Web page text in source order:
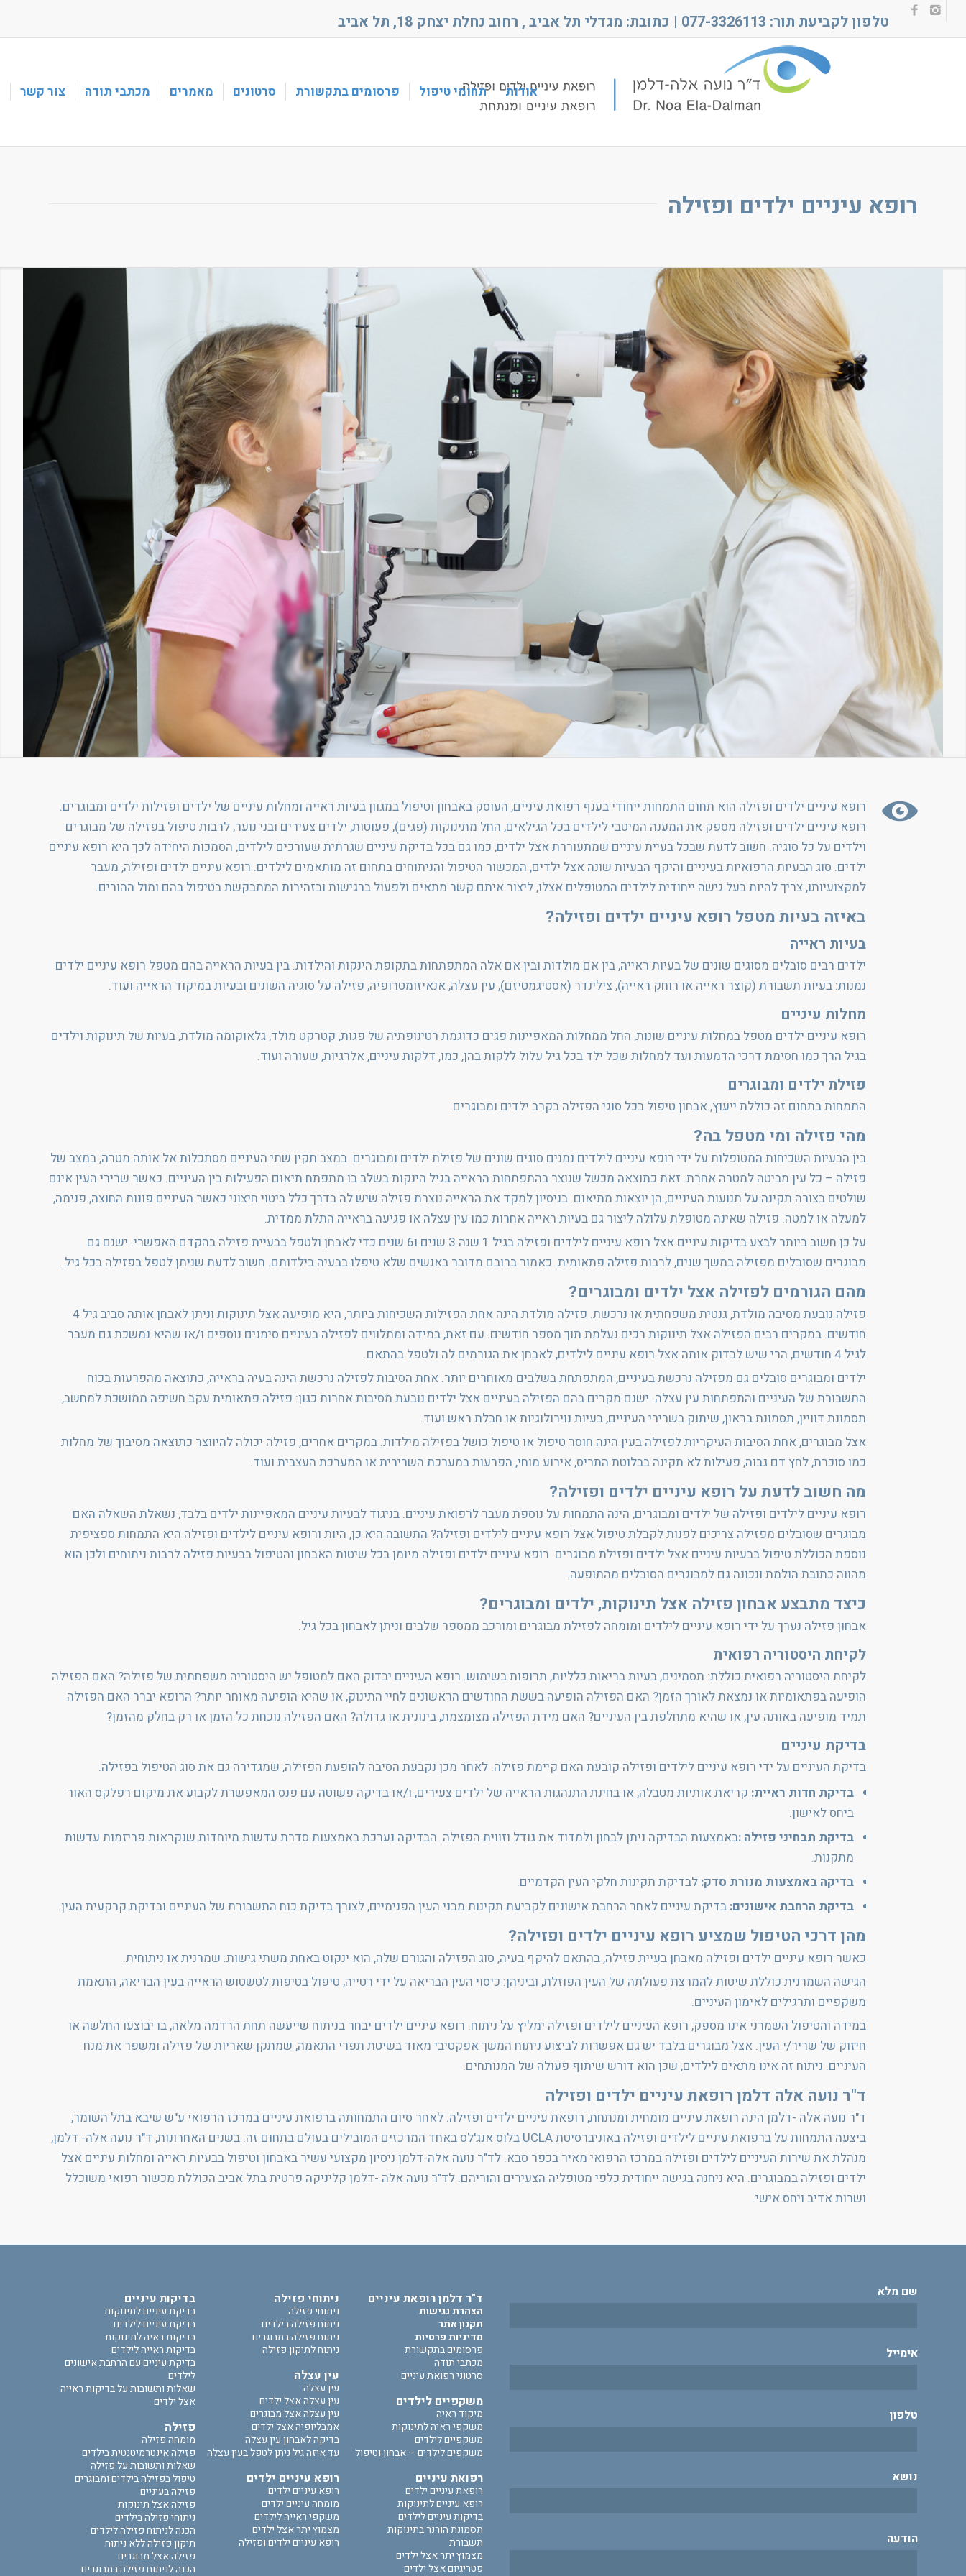
טלפון לקביעת תור: 077-3326113 | כתובת: מגדלי תל אביב , רחוב נחלת יצחק 18, תל אביב
אודות תחומי טיפול פרסומים בתקשורת סרטונים מאמרים מכתבי תודה צור קשר
רופא עיניים ילדים ופזילה
רופא עיניים ילדים ופזילה הוא תחום התמחות ייחודי בענף רפואת עיניים, העוסק באבחון וטיפול במגוון בעיות ראייה ומחלות עיניים של ילדים ופזילות ילדים ומבוגרים.
רופא עיניים ילדים ופזילה מספק את המענה המיטבי לילדים בכל הגילאים, החל מתינוקות (פגים), פעוטות, ילדים צעירים ובני נוער, לרבות טיפול בפזילה של מבוגרים
וילדים על כל סוגיה. חשוב לדעת שבכל בעיית עיניים שמתעוררת אצל ילדים, כמו גם בכל בדיקת עיניים שגרתית שעורכים לילדים, הסמכות היחידה לכך היא רופא עיניים
ילדים. סוג הבעיות הרפואיות בעיניים והיקף הבעיות שונה אצל ילדים, המכשור הטיפול והניתוחים בתחום זה מותאמים לילדים. רופא עיניים ילדים ופזילה, מעבר
למקצועיותו, צריך להיות בעל גישה ייחודית לילדים המטופלים אצלו, ליצור איתם קשר מתאים ולפעול ברגישות ובזהירות המתבקשת בטיפול בהם ומול ההורים.
באיזה בעיות מטפל רופא עיניים ילדים ופזילה?
בעיות ראייה
ילדים רבים סובלים מסוגים שונים של בעיות ראייה, בין אם מולדות ובין אם אלה המתפתחות בתקופת הינקות והילדות. בין בעיות הראייה בהם מטפל רופא עיניים ילדים
נמנות: בעיות תשבורת (קוצר ראייה או רוחק ראייה), צילינדר (אסטיגמטיזם), עין עצלה, אנאיזומטרופיה, פזילה על סוגיה השונים ובעיות במיקוד הראייה ועוד.
מחלות עיניים
רופא עיניים ילדים מטפל במחלות עיניים שונות, החל ממחלות המאפיינות פגים כדוגמת רטינופתיה של פגות, קטרקט מולד, גלאוקומה מולדת, בעיות של תינוקות וילדים
בגיל הרך כמו חסימת דרכי הדמעות ועד למחלות שכל ילד בכל גיל עלול ללקות בהן, כמו, דלקות עיניים, אלרגיות, שעורה ועוד.
פזילת ילדים ומבוגרים
התמחות בתחום זה כוללת ייעוץ, אבחון טיפול בכל סוגי הפזילה בקרב ילדים ומבוגרים.
מהי פזילה ומי מטפל בה?
בין הבעיות השכיחות המטופלות על ידי רופא עיניים לילדים נמנים סוגים שונים של פזילת ילדים ומבוגרים. במצב תקין שתי העיניים מסתכלות אל אותה מטרה, במצב של
פזילה – כל עין מביטה למטרה אחרת. זאת כתוצאה מכשל שנוצר בהתפתחות הראייה בגיל הינקות בשלב בו מתפתח תיאום הפעילות בין העיניים. כאשר שרירי העין אינם
שולטים בצורה תקינה על תנועות העיניים, הן יוצאות מתיאום. בניסיון למקד את הראייה נוצרת פזילה שיש לה בדרך כלל ביטוי חיצוני כאשר העיניים פונות החוצה, פנימה,
למעלה או למטה. פזילה שאינה מטופלת עלולה ליצור גם בעיות ראייה אחרות כמו עין עצלה או פגיעה בראייה התלת ממדית.
על כן חשוב ביותר לבצע בדיקות עיניים אצל רופא עיניים לילדים ופזילה בגיל 1 שנה 3 שנים ו6 שנים כדי לאבחן ולטפל בבעיית פזילה בהקדם האפשרי. ישנם גם
מבוגרים שסובלים מפזילה במשך שנים, לרבות פזילה פתאומית. כאמור ברובם מדובר באנשים שלא טיפלו בבעיה בילדותם. חשוב לדעת שניתן לטפל בפזילה בכל גיל.
מהם הגורמים לפזילה אצל ילדים ומבוגרים?
פזילה נובעת מסיבה מולדת, גנטית משפחתית או נרכשת. פזילה מולדת הינה אחת הפזילות השכיחות ביותר, היא מופיעה אצל תינוקות וניתן לאבחן אותה סביב גיל 4
חודשים. במקרים רבים הפזילה אצל תינוקות רכים נעלמת תוך מספר חודשים. עם זאת, במידה ומתלווים לפזילה בעיניים סימנים נוספים ו/או שהיא נמשכת גם מעבר
לגיל 4 חודשים, הרי שיש לבדוק אותה אצל רופא עיניים לילדים, לאבחן את הגורמים לה ולטפל בהתאם.
ילדים ומבוגרים סובלים גם מפזילה נרכשת בעיניים, המתפתחת בשלבים מאוחרים יותר. אחת הסיבות לפזילה נרכשת הינה בעיה בראייה, כתוצאה מהפרעות בכוח
התשבורת של העיניים והתפתחות עין עצלה. ישנם מקרים בהם הפזילה בעיניים אצל ילדים נובעת מסיבות אחרות כגון: פזילה פתאומית עקב חשיפה ממושכת למחשב,
תסמונת דוויין, תסמונת בראון, שיתוק בשרירי העיניים, בעיות נוירולוגיות או חבלת ראש ועוד.
אצל מבוגרים, אחת הסיבות העיקריות לפזילה בעין הינה חוסר טיפול או טיפול כושל בפזילה מילדות. במקרים אחרים, פזילה יכולה להיווצר כתוצאה מסיבוך של מחלות
כמו סוכרת, לחץ דם גבוה, פעילות לא תקינה בבלוטת התריס, אירוע מוחי, הפרעות במערכת השרירית או המערכת העצבית ועוד.
מה חשוב לדעת על רופא עיניים ילדים ופזילה?
רופא עיניים לילדים ופזילה של ילדים ומבוגרים, הינה התמחות על נוספת מעבר לרפואת עיניים. בניגוד לבעיות עיניים המאפיינות ילדים בלבד, נשאלת השאלה האם
מבוגרים שסובלים מפזילה צריכים לפנות לקבלת טיפול אצל רופא עיניים לילדים ופזילה? התשובה היא כן, היות ורופא עיניים לילדים ופזילה היא התמחות ספציפית
נוספת הכוללת טיפול בבעיות עיניים אצל ילדים ופזילת מבוגרים. רופא עיניים ילדים ופזילה מיומן בכל שיטות האבחון והטיפול בבעיות פזילה לרבות ניתוחים ולכן הוא
מהווה כתובת הולמת ונכונה גם למבוגרים הסובלים מהתופעה.
כיצד מתבצע אבחון פזילה אצל תינוקות, ילדים ומבוגרים?
אבחון פזילה נערך על ידי רופא עיניים לילדים ומומחה לפזילת מבוגרים ומורכב ממספר שלבים וניתן לאבחון בכל גיל.
לקיחת היסטוריה רפואית
לקיחת היסטוריה רפואית כוללת: תסמינים, בעיות בריאות כלליות, תרופות בשימוש. רופא העיניים יבדוק האם למטופל יש היסטוריה משפחתית של פזילה? האם הפזילה
הופיעה בפתאומיות או נמצאת לאורך הזמן? האם הפזילה הופיעה בששת החודשים הראשונים לחיי התינוק, או שהיא הופיעה מאוחר יותר? הרופא יברר האם הפזילה
תמיד מופיעה באותה עין, או שהיא מתחלפת בין העיניים? האם מידת הפזילה מצומצמת, בינונית או גדולה? האם הפזילה נוכחת כל הזמן או רק בחלק מהזמן?
בדיקת עיניים
בדיקת העיניים על ידי רופא עיניים לילדים ופזילה קובעת האם קיימת פזילה. לאחר מכן נקבעת הסיבה להופעת הפזילה, שמגדירה גם את סוג הטיפול בפזילה.
בדיקת חדות ראיית: קריאת אותיות מטבלה, או בחינת התנהגות הראייה של ילדים צעירים, ו/או בדיקה פשוטה עם פנס המאפשרת לקבוע את מיקום רפלקס האור
ביחס לאישון.
בדיקת תבחיני פזילה :באמצעות הבדיקה ניתן לבחון ולמדוד את גודל וזווית הפזילה. הבדיקה נערכת באמצעות סדרת עדשות מיוחדות שנקראות פריזמות עדשות
מתקנות.
בדיקה באמצעות מנורת סדק: לבדיקת תקינות חלקי העין הקדמיים.
בדיקת הרחבת אישונים: בדיקת עיניים לאחר הרחבת אישונים לקביעת תקינות מבני העין הפנימיים, לצורך בדיקת כוח התשבורת של העיניים ובדיקת קרקעית העין.
מהן דרכי הטיפול שמציע רופא עיניים ילדים ופזילה?
כאשר רופא עיניים ילדים ופזילה מאבחן בעיית פזילה, בהתאם להיקף בעיה, סוג הפזילה והגורם שלה, הוא ינקוט באחת משתי גישות: שמרנית או ניתוחית.
הגישה השמרנית כוללת שיטות להמרצת פעולתה של העין הפוזלת, וביניהן: כיסוי העין הבריאה על ידי רטייה, טיפול בטיפות לטשטוש הראייה בעין הבריאה, התאמת
משקפיים ותרגילים לאימון העיניים.
במידה והטיפול השמרני אינו מספק, רופא העיניים לילדים ופזילה ימליץ על ניתוח. רופא עיניים ילדים יבחר בניתוח שייעשה תחת הרדמה מלאה, בו יבוצעו החלשה או
חיזוק של שריר/י העין. אצל מבוגרים בלבד יש גם אפשרות לביצוע ניתוח המשך אפקטיבי מאוד בשיטת תפרי התאמה, שמתקן שאריות של פזילה ומשפר את מנח
העיניים. ניתוח זה אינו מתאים לילדים, שכן הוא דורש שיתוף פעולה של המנותחים.
ד"ר נועה אלה דלמן רופאת עיניים ילדים ופזילה
ד"ר נועה אלה -דלמן הינה רופאת עיניים מומחית ומנתחת, רופאת עיניים ילדים ופזילה. לאחר סיום התמחותה ברפואת עיניים במרכז הרפואי ע"ש שיבא בתל השומר,
ביצעה התמחות על ברפואת עיניים לילדים ופזילה באוניברסיטת UCLA בלוס אנג'לס באחד המרכזים המובילים בעולם בתחום זה. בשנים האחרונות, ד"ר נועה אלה- דלמן,
מנהלת את שירות העיניים לילדים ופזילה במרכז הרפואי מאיר בכפר סבא. לד"ר נועה אלה-דלמן ניסיון מקצועי עשיר באבחון וטיפול בבעיות ראייה ומחלות עיניים אצל
ילדים ופזילה במבוגרים. היא ניחנה בגישה ייחודית כלפי מטופליה הצעירים והוריהם. לד"ר נועה אלה -דלמן קליניקה פרטית בתל אביב הכוללת מכשור רפואי משוכלל
ושרות אדיב ויחס אישי.
שם מלא
אימייל
טלפון
נושא
הודעה
ד"ר דלמן רופאת עיניים
הצהרת נגישות
תקנון אתר
מדיניות פרטיות
פרסומים בתקשורת
מכתבי תודה
סרטוני רפואת עיניים
משקפיים לילדים
מיקוד ראיה
משקפי ראיה לתינוקות
משקפיים לילדים
משקפים לילדים – אבחון וטיפול
רפואת עיניים
רופאת עיניים ילדים
רופא עיניים לתינוקות
בדיקות עיניים לילדים
תסמונת הורנר בתינוקות
תשבורת
מצמוץ יתר אצל ילדים
פטריגיום אצל ילדים
ניתוחי פזילה
ניתוחי פזילה
ניתוח פזילה בילדים
ניתוח פזילה במבוגרים
ניתוח לתיקון פזילה
עין עצלה
עין עצלה
עין עצלה אצל ילדים
עין עצלה אצל מבוגרים
אמבליופיה אצל ילדים
בדיקה לאבחון עין עצלה
עד איזה גיל ניתן לטפל בעין עצלה
רופא עיניים ילדים
רופא עיניים ילדים
מומחה עיניים ילדים
משקפי ראייה לילדים
מצמוץ יתר אצל ילדים
רופא עיניים ילדים ופזילה
בדיקות עיניים
בדיקת עיניים לתינוקות
בדיקת עיניים לילדים
בדיקות ראיה לתינוקות
בדיקות ראייה לילדים
בדיקת עיניים עם הרחבת אישונים
לילדים
שאלות ותשובות על בדיקות ראייה
אצל ילדים
פזילה
מומחה פזילה
פזילה אינטרמיטנטית בילדים
שאלות ותשובות על פזילה
טיפול בפזילה בילדים ומבוגרים
פזילה בעיניים
פזילה אצל תינוקות
ניתוחי פזילה בילדים
הכנה לניתוח פזילה לילדים
תיקון פזילה ללא ניתוח
פזילה אצל מבוגרים
הכנה לניתוח פזילה במבוגרים